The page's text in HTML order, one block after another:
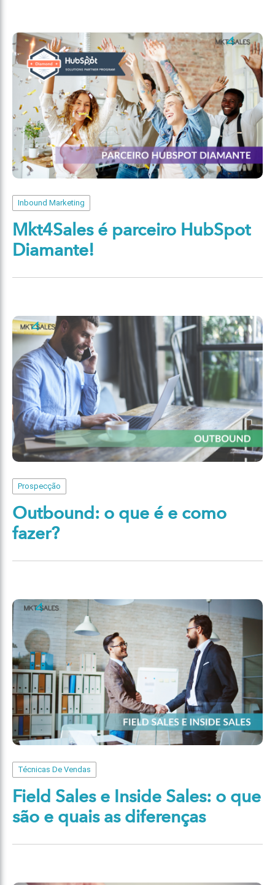
Inbound Marketing
Mkt4Sales é parceiro HubSpot
Diamante!
Prospecção
Outbound: o que é e como
fazer?
Técnicas De Vendas
Field Sales e Inside Sales: o que
são e quais as diferenças